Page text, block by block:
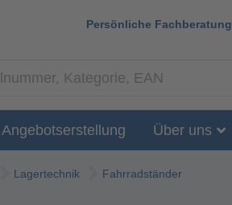
Persönliche Fachberatung
Über uns
Lagertechnik Fahrradständer